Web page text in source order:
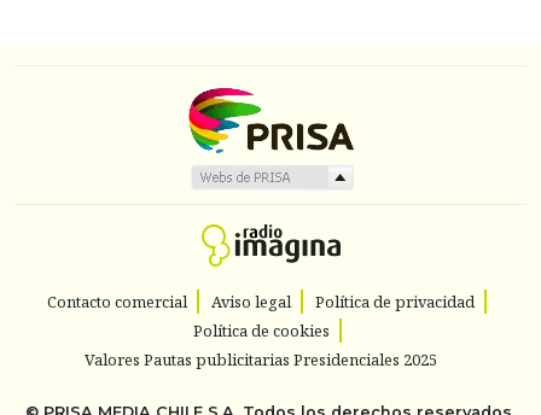
Contacto comercial Aviso legal
Política de privacidad
Política de cookies
Valores Pautas publicitarias Presidenciales 2025